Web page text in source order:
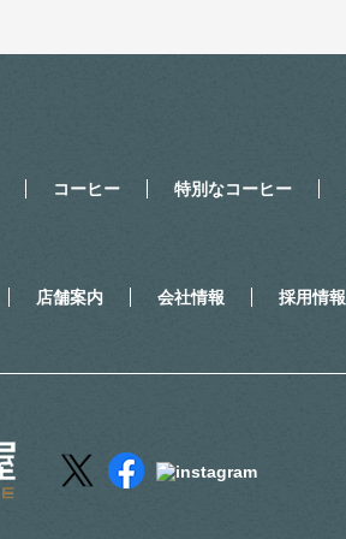
コーヒー 特別なコーヒー
店舗案内 会社情報 採用情報